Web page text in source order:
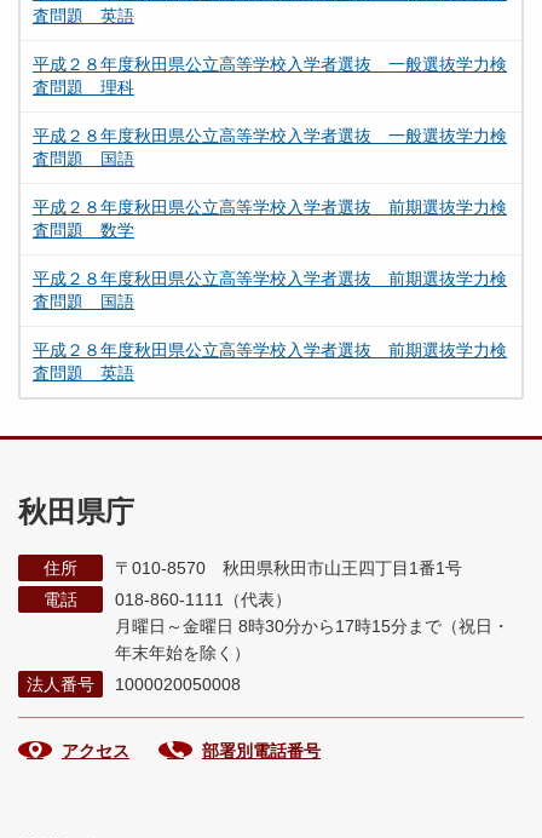
査問題 英語
平成２８年度秋田県公立高等学校入学者選抜 一般選抜学力検
査問題 理科
平成２８年度秋田県公立高等学校入学者選抜 一般選抜学力検
査問題 国語
平成２８年度秋田県公立高等学校入学者選抜 前期選抜学力検
査問題 数学
平成２８年度秋田県公立高等学校入学者選抜 前期選抜学力検
査問題 国語
平成２８年度秋田県公立高等学校入学者選抜 前期選抜学力検
査問題 英語
秋田県庁
住所
〒010-8570 秋田県秋田市山王四丁目1番1号
電話
018-860-1111（代表）
月曜日～金曜日 8時30分から17時15分まで （祝日・
年末年始を除く）
法人番号
1000020050008
アクセス 部署別電話番号